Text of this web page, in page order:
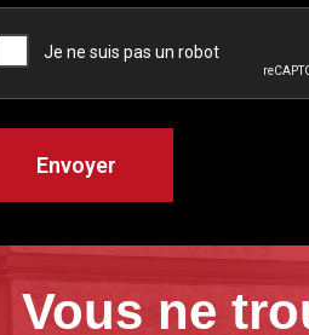
Vous ne